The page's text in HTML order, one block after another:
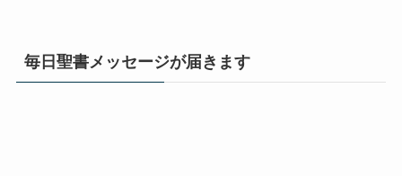
毎日聖書メッセージが届きます